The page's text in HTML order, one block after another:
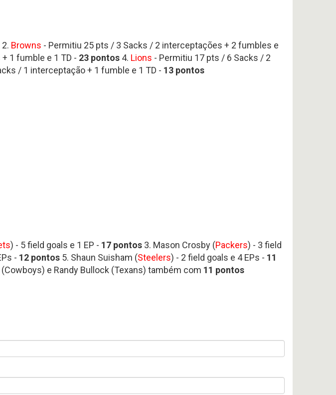
2. Browns - Permitiu 25 pts / 3 Sacks / 2 interceptações + 2 fumbles e
1 fumble e 1 TD - 23 pontos 4. Lions - Permitiu 17 pts / 6 Sacks / 2
/ 1 interceptação + 1 fumble e 1 TD - 13 pontos
) - 5 field goals e 1 EP - 17 pontos 3. Mason Crosby (Packers) - 3 field
- 12 pontos 5. Shaun Suisham (Steelers) - 2 field goals e 4 EPs - 11
e Randy Bullock (Texans) também com 11 pontos